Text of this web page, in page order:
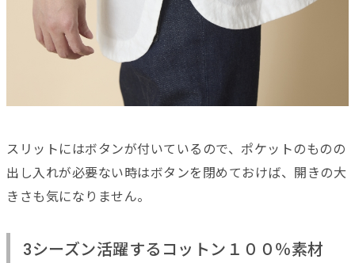
スリットにはボタンが付いているので、ポケットのものの
出し入れが必要ない時はボタンを閉めておけば、開きの大
きさも気になりません。
3シーズン活躍するコットン１００％素材